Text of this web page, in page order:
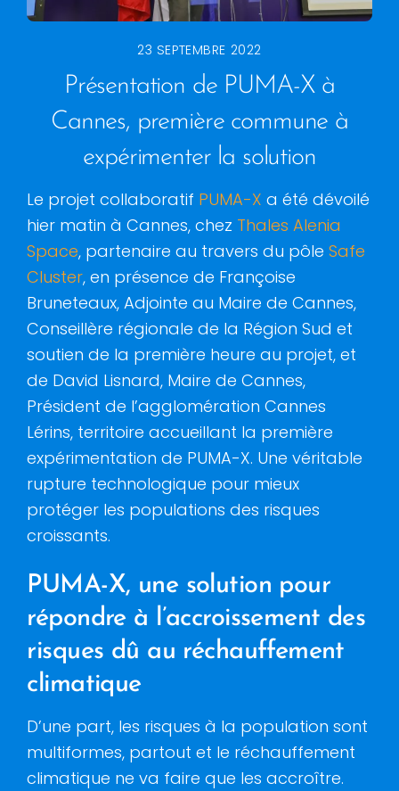
23 SEPTEMBRE 2022
Présentation de PUMA-X à
Cannes, première commune à
expérimenter la solution
Le projet collaboratif PUMA-X a été dévoilé
hier matin à Cannes, chez Thales Alenia
Space, partenaire au travers du pôleSafe
Cluster, en présence de Françoise
Bruneteaux, Adjointe au Maire de Cannes,
Conseillère régionale de la Région Sud et
soutien de la première heure au projet, et
de David Lisnard, Maire de Cannes,
Président de l’agglomération Cannes
Lérins, territoire accueillant la première
expérimentation de PUMA-X. Une véritable
rupture technologique pour mieux
protéger les populations des risques
croissants.
PUMA-X, une solution pour
répondre à l’accroissement des
risques dû au réchauffement
climatique
D’une part, les risques à la population sont
multiformes, partout et le réchauffement
climatique ne va faire que les accroître.